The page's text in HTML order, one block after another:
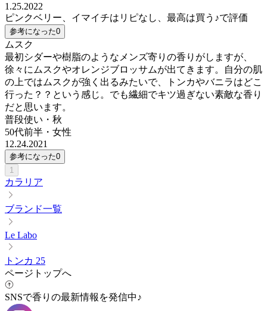
1.25.2022
ピンクベリー、イマイチはリピなし、最高は買う♪で評価
参考になった0
ムスク
最初シダーや樹脂のようなメンズ寄りの香りがしますが、
徐々にムスクやオレンジブロッサムが出てきます。自分の肌
の上ではムスクが強く出るみたいで、トンカやバニラはどこ
行った？？という感じ。でも繊細でキツ過ぎない素敵な香り
だと思います。
普段使い・秋
50代前半 ・ 女性
12.24.2021
参考になった0
1
カラリア
ブランド一覧
Le Labo
トンカ 25
ページトップへ
SNSで香りの最新情報を発信中♪